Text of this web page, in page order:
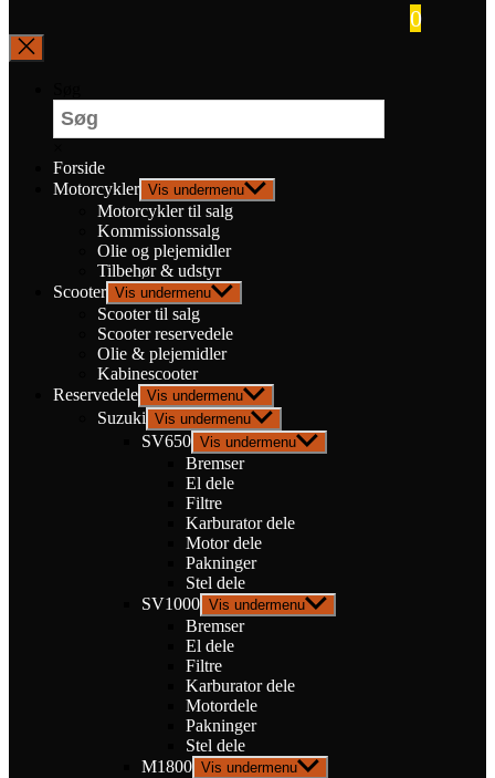
0
Forside
Motorcykler Vis undermenu
Motorcykler til salg
Kommissionssalg
Olie og plejemidler
Tilbehør & udstyr
Scooter Vis undermenu
Scooter til salg
Scooter reservedele
Olie & plejemidler
Kabinescooter
Reservedele Vis undermenu
Suzuki Vis undermenu
SV650 Vis undermenu
Bremser
El dele
Filtre
Karburator dele
Motor dele
Pakninger
Stel dele
SV1000 Vis undermenu
Bremser
El dele
Filtre
Karburator dele
Motordele
Pakninger
Stel dele
M1800 Vis undermenu